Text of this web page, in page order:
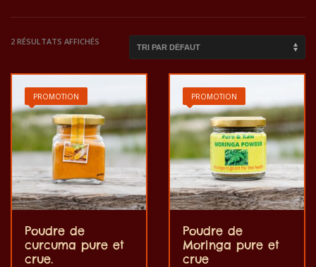
2 RÉSULTATS AFFICHÉS
PROMOTION
Poudre de
curcuma pure et
crue.
PROMOTION
Poudre de
Moringa pure et
crue